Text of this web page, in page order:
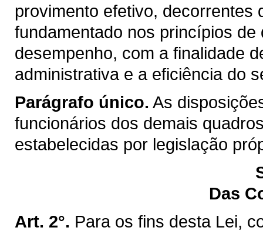
provimento efetivo, decorrentes
fundamentado nos princípios
desempenho, com a finalidade
administrativa e a eficiência do
Parágrafo único. As
funcionários dos demais
estabelecidas por legislação
Das
Art. 2°. Para os fins desta Lei,